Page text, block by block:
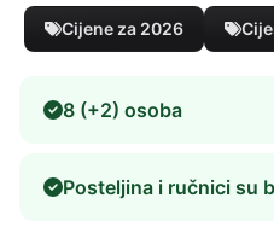
Cijene za 2026
8 (+2) osoba
Posteljina i ručnici su